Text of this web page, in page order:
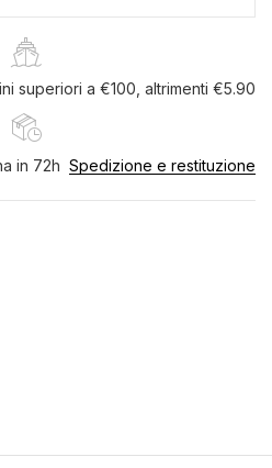
superiori a €100, altrimenti €5.90
in 72h Spedizione e restituzione